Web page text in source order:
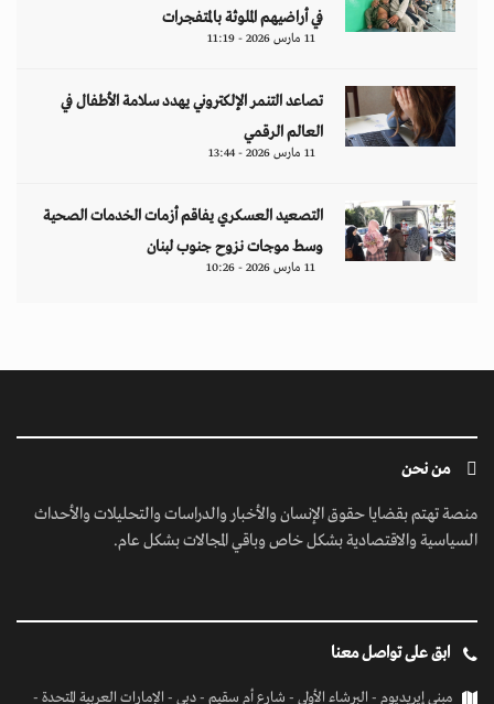
في أراضيهم الملوثة بالمتفجرات
11 مارس 2026 - 11:19
تصاعد التنمر الإلكتروني يهدد سلامة الأطفال في
العالم الرقمي
11 مارس 2026 - 13:44
التصعيد العسكري يفاقم أزمات الخدمات الصحية
وسط موجات نزوح جنوب لبنان
11 مارس 2026 - 10:26
من نحن
منصة تهتم بقضايا حقوق الإنسان والأخبار والدراسات والتحليلات والأحداث
السياسية والاقتصادية بشكل خاص وباقي المجالات بشكل عام.
ابق على تواصل معنا
مبنى إيريديوم - البرشاء الأولى - شارع أم سقيم - دبي - الإمارات العربية المتحدة -